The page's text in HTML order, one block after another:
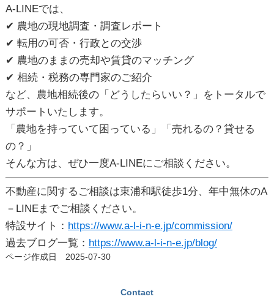
A-LINEでは、
✔ 農地の現地調査・調査レポート
✔ 転用の可否・行政との交渉
✔ 農地のままの売却や賃貸のマッチング
✔ 相続・税務の専門家のご紹介
など、
農地相続後の「どうしたらいい？」をトータルで
サポート いたします。
「農地を持っていて困っている」「売れるの？貸せる
の？」
そんな方は、ぜひ一度A-LINEにご相談ください。
不動産に関するご相談は東浦和駅徒歩1分、年中無休のA
－LINEまでご相談ください。
特設サイト： https://www.a-l-i-n-e.jp/commission/
過去ブログ一覧： https://www.a-l-i-n-e.jp/blog/
ページ作成日 2025-07-30
Contact